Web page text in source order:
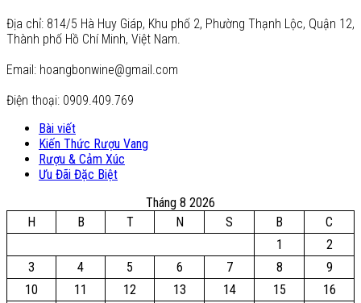
Địa chỉ: 814/5 Hà Huy Giáp, Khu phố 2, Phường Thạnh Lộc, Quận 12,
Thành phố Hồ Chí Minh, Việt Nam.
Email: hoangbonwine@gmail.com
Điện thoại: 0909.409.769
Bài viết
Kiến Thức Rượu Vang
Rượu & Cảm Xúc
Ưu Đãi Đặc Biệt
Tháng 8 2026
H
B T N S B
C
1
2
3
4 5 6 7 8
9
10
11 12 13 14 15
16